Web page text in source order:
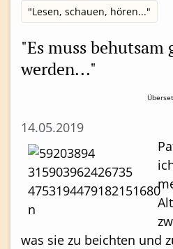
"Lesen, schauen, hören..."
"Es muss behutsam
werden..."
14.05.2019
was sie zu beichten und